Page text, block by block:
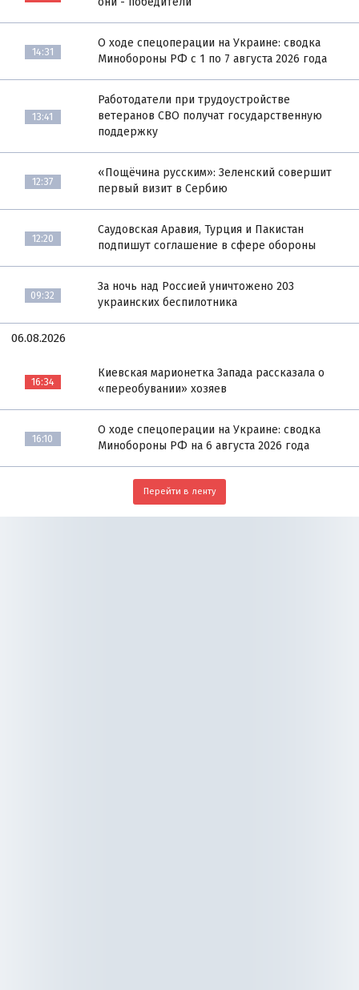
14:31
О ходе спецоперации на Украине: сводка
Минобороны РФ с 1 по 7 августа 2026 года
13:41
Работодатели при трудоустройстве
ветеранов СВО получат государственную
поддержку
12:37
«Пощёчина русским»: Зеленский совершит
первый визит в Сербию
12:20
Саудовская Аравия, Турция и Пакистан
подпишут соглашение в сфере обороны
09:32
За ночь над Россией уничтожено 203
украинских беспилотника
06.08.2026
16:34
Киевская марионетка Запада рассказала о
«переобувании» хозяев
16:10
О ходе спецоперации на Украине: сводка
Минобороны РФ на 6 августа 2026 года
Перейти в ленту